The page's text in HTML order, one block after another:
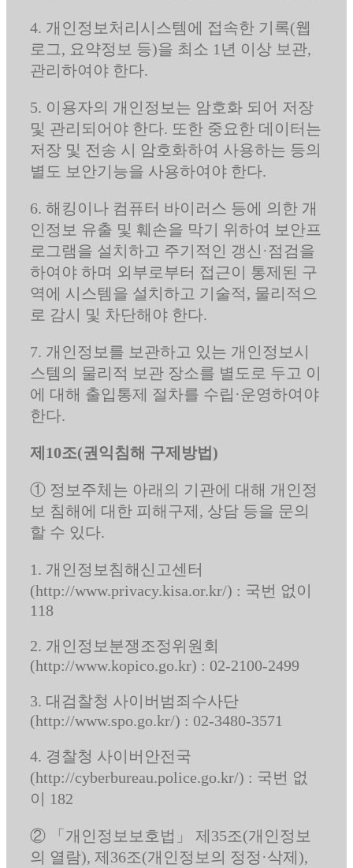
4. 개인정보처리시스템에 접속한 기록(웹
로그, 요약정보 등)을 최소 1년 이상 보관,
관리하여야 한다.
5. 이용자의 개인정보는 암호화 되어 저장
및 관리되어야 한다. 또한 중요한 데이터는
저장 및 전송 시 암호화하여 사용하는 등의
별도 보안기능을 사용하여야 한다.
6. 해킹이나 컴퓨터 바이러스 등에 의한 개
인정보 유출 및 훼손을 막기 위하여 보안프
로그램을 설치하고 주기적인 갱신·점검을
하여야 하며 외부로부터 접근이 통제된 구
역에 시스템을 설치하고 기술적, 물리적으
로 감시 및 차단해야 한다.
7. 개인정보를 보관하고 있는 개인정보시
스템의 물리적 보관 장소를 별도로 두고 이
에 대해 출입통제 절차를 수립·운영하여야
한다.
제10조(권익침해 구제방법)
① 정보주체는 아래의 기관에 대해 개인정
보 침해에 대한 피해구제, 상담 등을 문의
할 수 있다.
1. 개인정보침해신고센터
(http://www.privacy.kisa.or.kr/) : 국번 없이
118
2. 개인정보분쟁조정위원회
(http://www.kopico.go.kr) : 02-2100-2499
3. 대검찰청 사이버범죄수사단
(http://www.spo.go.kr/) : 02-3480-3571
4. 경찰청 사이버안전국
(http://cyberbureau.police.go.kr/) : 국번 없
이 182
② 「개인정보보호법」 제35조(개인정보
의 열람), 제36조(개인정보의 정정·삭제),